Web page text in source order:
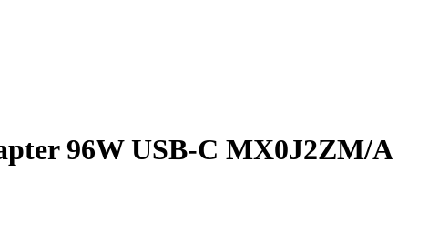
96W USB-C MX0J2ZM/A